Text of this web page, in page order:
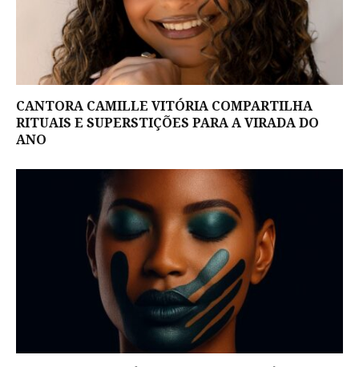
CANTORA CAMILLE VITÓRIA COMPARTILHA
RITUAIS E SUPERSTIÇÕES PARA A VIRADA DO
ANO